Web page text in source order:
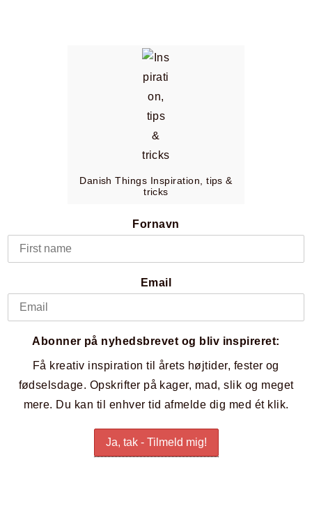
Danish Things Inspiration, tips &
tricks
Fornavn
Email
Abonner på nyhedsbrevet og bliv inspireret:
Få kreativ inspiration til årets højtider, fester og
fødselsdage. Opskrifter på kager, mad, slik og meget
mere. Du kan til enhver tid afmelde dig med ét klik.